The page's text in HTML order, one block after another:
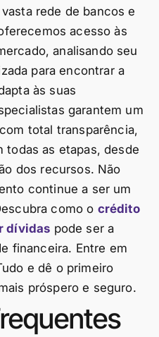
rede de bancos e
acesso às
analisando seu
para encontrar a
às suas
garantem um
total transparência,
todas as etapas, desde
dos recursos. Não
continue a ser um
como o crédito
dívidas pode ser a
financeira. Entre em
e dê o primeiro
próspero e seguro.